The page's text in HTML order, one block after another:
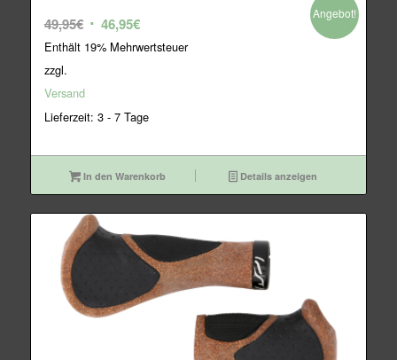
49,95€ Ursprünglicher
Preis
46,95€Aktueller
Preis
Enthält 19% Mehrwertsteuer
zzgl.
Versand
Lieferzeit: 3 - 7 Tage
Angebot!
In den Warenkorb Details anzeigen